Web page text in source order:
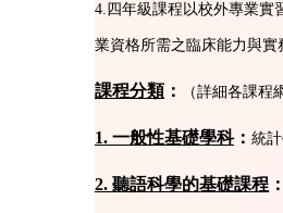
4.四年級課程以校外專業實
業資格所需之臨床能力與實
課程分類： （詳細各課程
1. 一般性基礎學科： 統
2. 聽語科學的基礎課程 ：